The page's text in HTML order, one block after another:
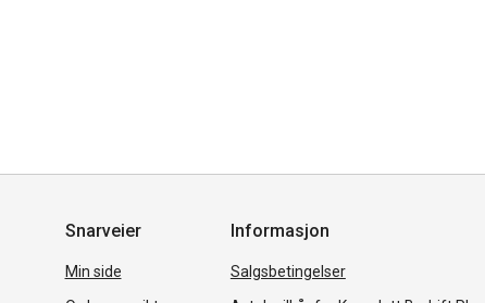
Snarveier
Min side
Informasjon
Salgsbetingelser